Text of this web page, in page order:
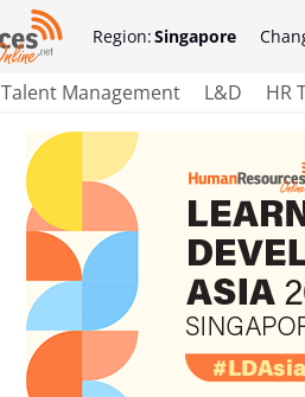
Region:Singapore
Talent Management L&D HR